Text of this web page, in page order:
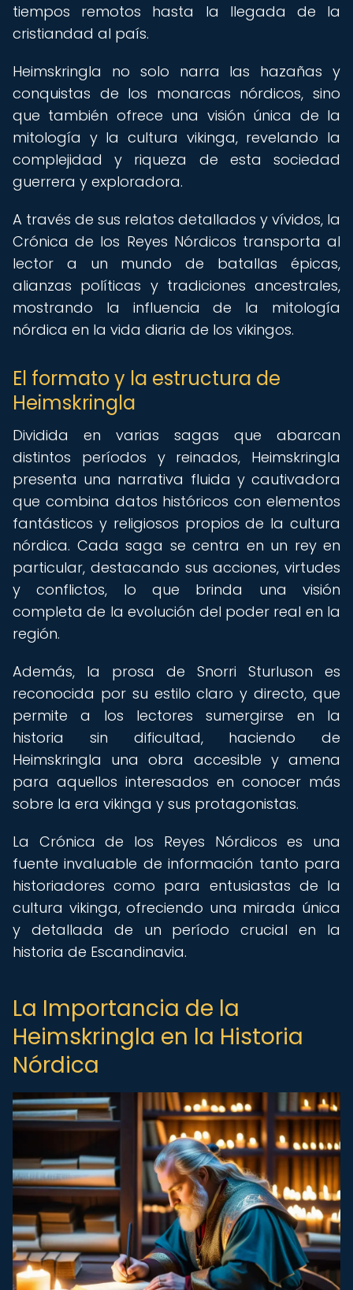
tiempos remotos hasta la llegada de la
cristiandad al país.
Heimskringla no solo narra las hazañas y
conquistas de los monarcas nórdicos, sino
que también ofrece una visión única de la
mitología y la cultura vikinga, revelando la
complejidad y riqueza de esta sociedad
guerrera y exploradora.
A través de sus relatos detallados y vívidos, la
Crónica de los Reyes Nórdicos transporta al
lector a un mundo de batallas épicas,
alianzas políticas y tradiciones ancestrales,
mostrando la influencia de la mitología
nórdica en la vida diaria de los vikingos.
El formato y la estructura de
Heimskringla
Dividida en varias sagas que abarcan
distintos períodos y reinados, Heimskringla
presenta una narrativa fluida y cautivadora
que combina datos históricos con elementos
fantásticos y religiosos propios de la cultura
nórdica. Cada saga se centra en un rey en
particular, destacando sus acciones, virtudes
y conflictos, lo que brinda una visión
completa de la evolución del poder real en la
región.
Además, la prosa de Snorri Sturluson es
reconocida por su estilo claro y directo, que
permite a los lectores sumergirse en la
historia sin dificultad, haciendo de
Heimskringla una obra accesible y amena
para aquellos interesados en conocer más
sobre la era vikinga y sus protagonistas.
La Crónica de los Reyes Nórdicos es una
fuente invaluable de información tanto para
historiadores como para entusiastas de la
cultura vikinga, ofreciendo una mirada única
y detallada de un período crucial en la
historia de Escandinavia.
La Importancia de la
Heimskringla en la Historia
Nórdica